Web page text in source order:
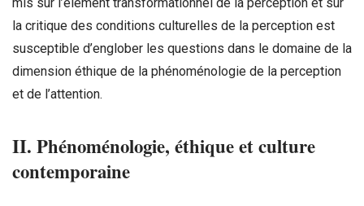
la critique des conditions culturelles de la perception est
susceptible d’englober les questions dans le domaine de la
dimension éthique de la phénoménologie de la perception
et de l’attention.
II. Phénoménologie, éthique et culture
contemporaine